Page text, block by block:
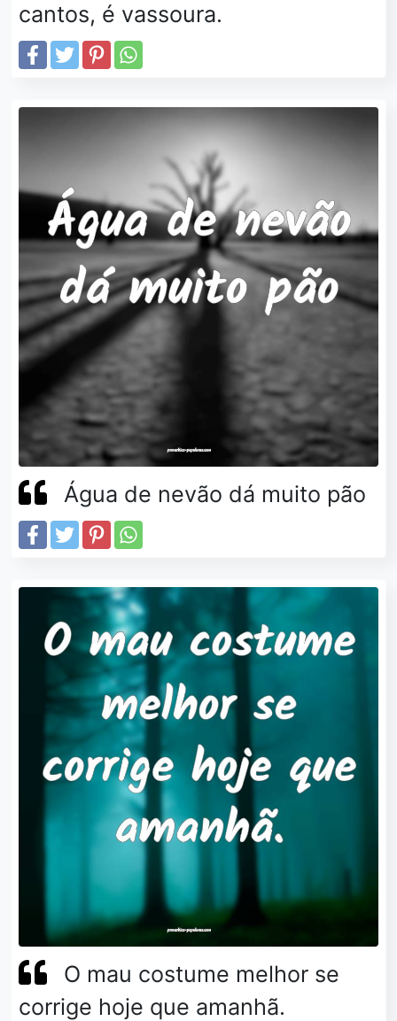
cantos, é vassoura.
Água de nevão dá muito pão
O mau costume melhor se
corrige hoje que amanhã.